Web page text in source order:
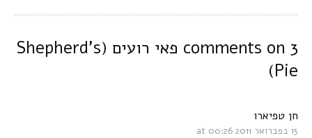
3 comments on
פאי רועים (Shepherd’s
Pie)
חן טפיארו
15 בפברואר 2011 at 00:26